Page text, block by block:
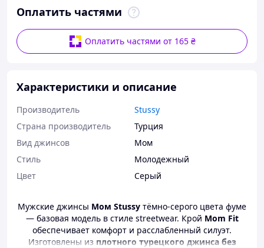
Оплатить частями
Оплатить частями от 165 ₴
Характеристики и описание
Производитель
Stussy
Страна производитель
Турция
Вид джинсов
Мом
Стиль
Молодежный
Цвет
Серый
Мужские джинсы Мом Stussy тёмно-серого цвета фуме
— базовая модель в стиле streetwear. Крой Mom Fit
обеспечивает комфорт и расслабленный силуэт.
Изготовлены из плотного турецкого джинса без